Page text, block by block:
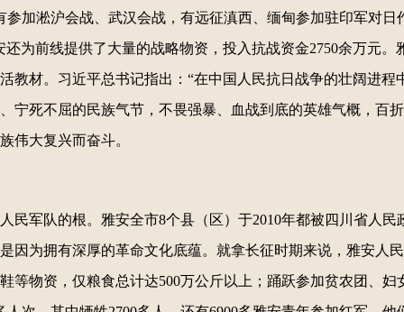
加淞沪会战、武汉会战，有远征滇西、缅甸参加驻印军对
为前线提供了大量的战略物资，投入抗战资金2750余万元
教材。习近平总书记指出：“在中国人民抗日战争的壮阔进
宁死不屈的民族气节，不畏强暴、血战到底的英雄气概，百
伟大复兴而奋斗。
民军队的根。雅安全市8个县（区）于2010年都被四川省人
因为拥有深厚的革命文化底蕴。就拿长征时期来说，雅安人
等物资，仅粮食总计达500万公斤以上；踊跃参加贫农团、